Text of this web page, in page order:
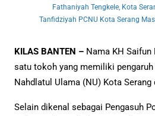
Fathaniyah Tengkele, Kota
Tanfidziyah PCNU Kota Serang
KILAS BANTEN – Nama KH
satu tokoh yang memiliki
Nahdlatul Ulama (NU) Kota Serang
Selain dikenal sebagai Pengasuh